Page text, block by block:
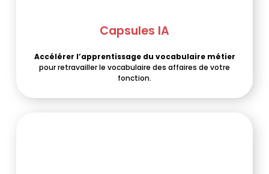
Capsules IA
Accélérer l’apprentissage du vocabulaire métier
pour retravailler le vocabulaire des affaires de votre
fonction.